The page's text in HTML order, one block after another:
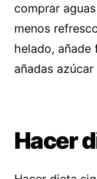
comprar
menos
helado, añade
añadas azúcar
Hacer